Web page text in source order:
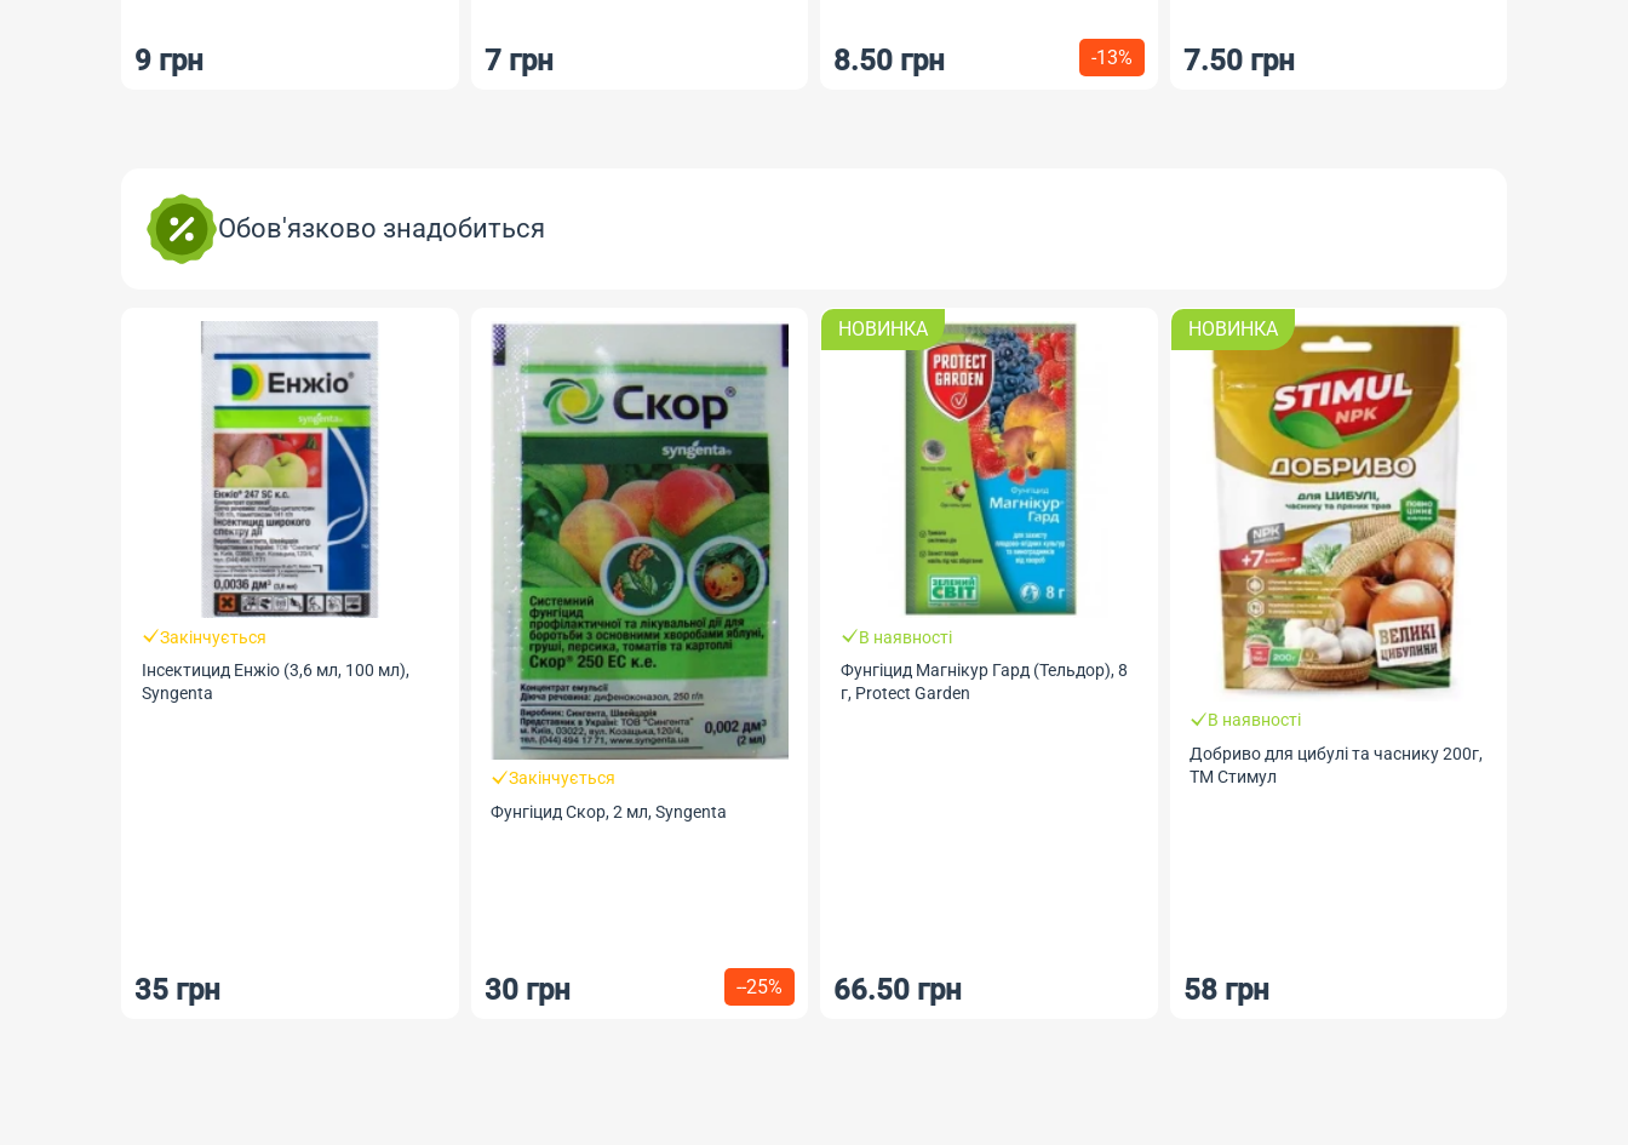
9 грн 7 грн 8.50 грн -13% 7.50 грн
Обов'язково знадобиться
Закінчується
Інсектицид Енжіо (3,6 мл, 100 мл),
Syngenta
35 грн
Закінчується
Фунгіцид Скор, 2 мл, Syngenta
30 грн --25%
НОВИНКА
В наявності
Фунгіцид Магнікур Гард (Тельдор), 8
г, Protect Garden
66.50 грн
НОВИНКА
В наявності
Добриво для цибулі та часнику 200г,
ТМ Стимул
58 грн